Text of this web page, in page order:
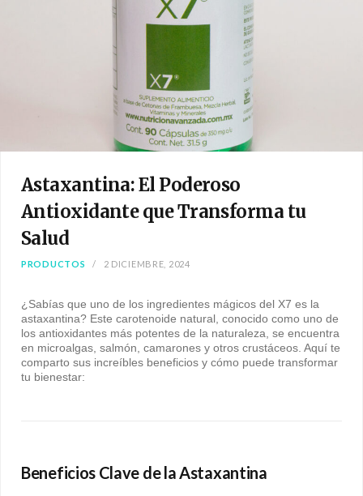
Astaxantina: El Poderoso
Antioxidante que Transforma tu
Salud
PRODUCTOS 2 DICIEMBRE, 2024
¿Sabías que uno de los ingredientes mágicos del X7 es la
astaxantina? Este carotenoide natural, conocido como uno de
los antioxidantes más potentes de la naturaleza, se encuentra
en microalgas, salmón, camarones y otros crustáceos. Aquí te
comparto sus increíbles beneficios y cómo puede transformar
tu bienestar:
Beneficios Clave de la Astaxantina